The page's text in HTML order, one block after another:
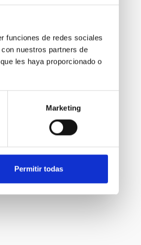
funciones de redes sociales
nuestros partners de
les haya proporcionado o
Marketing
Permitir todas